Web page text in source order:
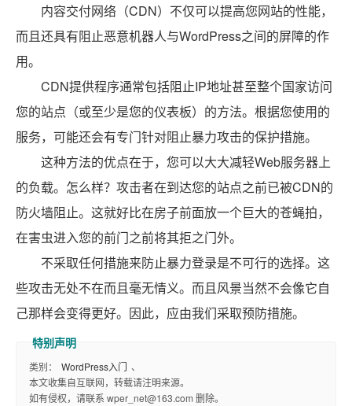
内容交付网络（CDN）不仅可以提高您网站的性能，
而且还具有阻止恶意机器人与WordPress之间的屏障的作
用。
CDN提供程序通常包括阻止IP地址甚至整个国家访问
您的站点（或至少是您的仪表板）的方法。根据您使用的
服务，可能还会有专门针对阻止暴力攻击的保护措施。
这种方法的优点在于，您可以大大减轻Web服务器上
的负载。怎么样？攻击者在到达您的站点之前已被CDN的
防火墙阻止。这就好比在房子前面放一个巨大的苍蝇拍，
在害虫进入您的前门之前将其拒之门外。
不采取任何措施来防止暴力登录是不可行的选择。这
些攻击无处不在而且毫无情义。而且风景当然不会像它自
己那样会变得更好。因此，应由我们采取预防措施。
类别： WordPress入门 、
本文收集自互联网，转载请注明来源。
如有侵权，请联系 wper_net@163.com 删除。